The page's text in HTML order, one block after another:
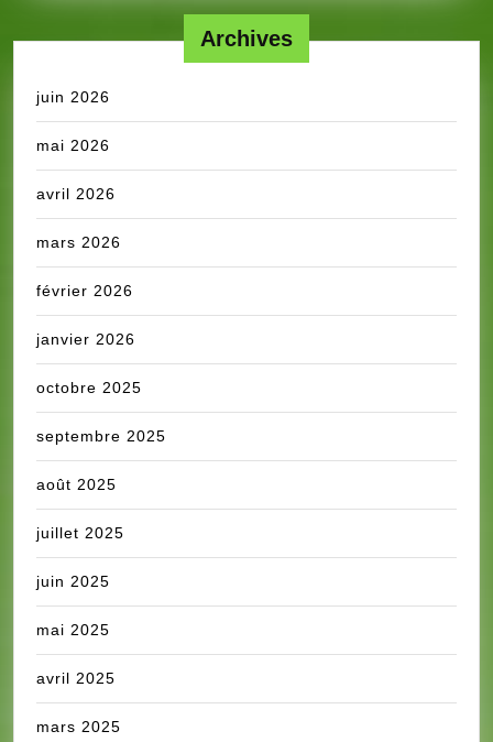
Archives
juin 2026
mai 2026
avril 2026
mars 2026
février 2026
janvier 2026
octobre 2025
septembre 2025
août 2025
juillet 2025
juin 2025
mai 2025
avril 2025
mars 2025